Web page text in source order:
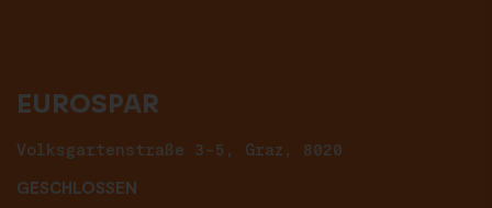
EUROSPAR
Volksgartenstraße 3-5, Graz, 8020
GESCHLOSSEN